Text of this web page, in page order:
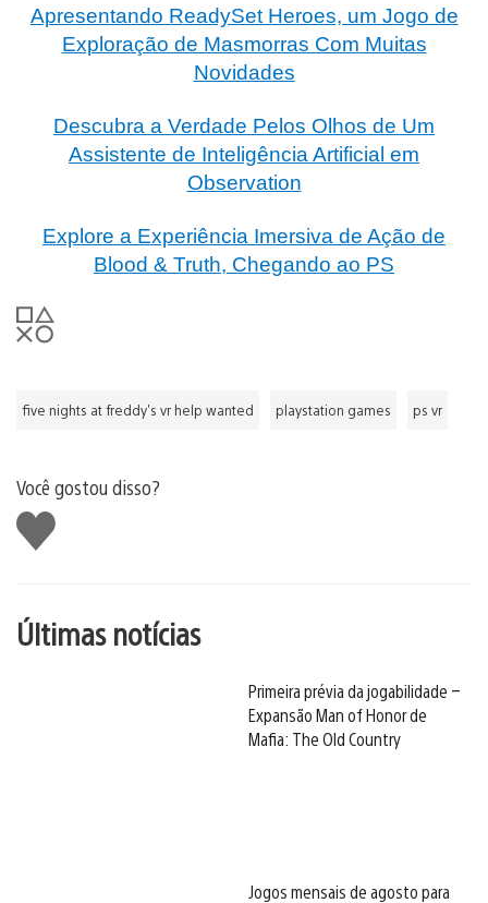
Apresentando ReadySet Heroes, um Jogo de
Exploração de Masmorras Com Muitas
Novidades
Descubra a Verdade Pelos Olhos de Um
Assistente de Inteligência Artificial em
Observation
Explore a Experiência Imersiva de Ação de
Blood & Truth, Chegando ao PS
five nights at freddy's vr help wanted playstation games ps vr
Você gostou disso?
Curtir
Últimas notícias
Primeira prévia da jogabilidade –
Expansão Man of Honor de
Mafia: The Old Country
Jogos mensais de agosto para